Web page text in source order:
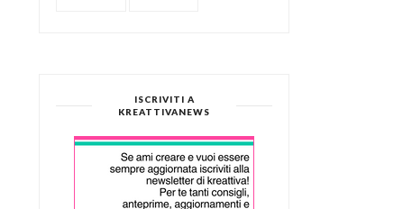
ISCRIVITI A
KREATTIVANEWS